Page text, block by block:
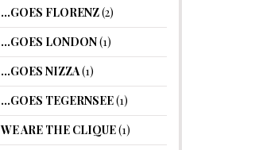
…GOES FLORENZ(2)
…GOES LONDON(1)
…GOES NIZZA(1)
…GOES TEGERNSEE(1)
WE ARE THE CLIQUE(1)